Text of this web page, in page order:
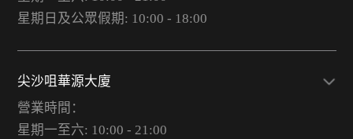
星期日及公眾假期: 10:00 - 18:00
尖沙咀華源大廈
營業時間：
星期一至六: 10:00 - 21:00